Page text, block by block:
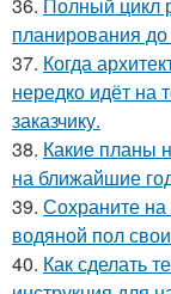
планирования
37. Когда
нередко идёт на
заказчику.
38. Какие планы
на ближайшие
39. Сохраните на
водяной пол
40. Как сделать